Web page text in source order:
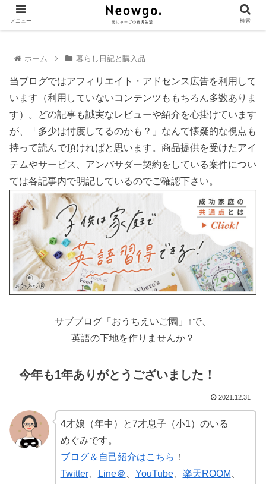
ホーム 暮らし日記と購入品
当ブログではアフィリエイト・アドセンス広告を利用して
います（利用していないコンテンツももちろん多数ありま
す）。どの記事も誠実なレビューや紹介を心掛けています
が、「多少は忖度してるのかも？」なんて懐疑的な視点も
持って読んで頂ければと思います。商品提供を受けたアイ
テムやサービス、アンバサダー契約をしている案件につい
ては各記事内で明記しているのでご確認下さい。
サブブログ「おうちえいご園」↑で、
英語の下地を作りませんか？
今年も1年ありがとうございました！
2021.12.31
4才娘（年中）と7才息子（小1）のいる
めぐみです。
ブログ＆自己紹介はこちら ！
Twitter、 Line＠ YouTube、 楽天ROOM
メニュー 検索